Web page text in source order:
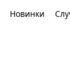
Новинки